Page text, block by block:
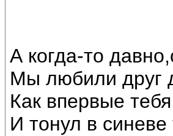
А когда-то
Мы любили друг
Как впервые
И тонул в